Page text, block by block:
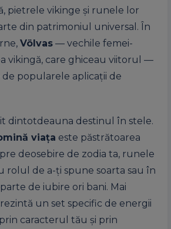
pietrele vikinge și runele lor
din patrimoniul universal. În
Völvas — vechile femei-
vikingă, care ghiceau viitorul —
popularele aplicații de
dintotdeauna destinul în stele.
viața este păstrătoarea
deosebire de zodia ta, runele
rolul de a-ți spune soarta sau în
de iubire ori bani. Mai
un set specific de energii
caracterul tău și prin